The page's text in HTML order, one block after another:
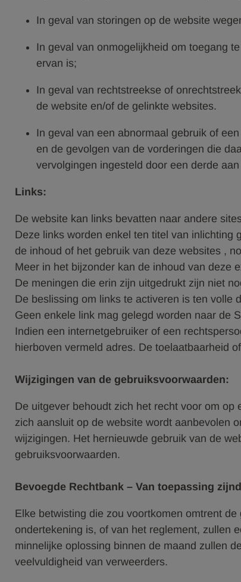
In geval van storingen op de website
In geval van onmogelijkheid om toegang
ervan is;
In geval van rechtstreekse of
de website en/of de gelinkte websites.
In geval van een abnormaal gebruik of
en de gevolgen van de vorderingen die
vervolgingen ingesteld door een derde
Links:
De website kan links bevatten naar andere
Deze links worden enkel ten titel van inlichting
de inhoud of het gebruik van deze websites ,
Meer in het bijzonder kan de inhoud van deze
De meningen die erin zijn uitgedrukt zijn niet
De beslissing om links te activeren is ten volle
Geen enkele link mag gelegd worden naar de
Indien een internetgebruiker of een
hierboven vermeld adres. De toelaatbaarheid
Wijzigingen van de gebruiksvoorwaarden:
De uitgever behoudt zich het recht voor om
zich aansluit op de website wordt aanbevolen
wijzigingen. Het hernieuwde gebruik van de
gebruiksvoorwaarden.
Bevoegde Rechtbank – Van toepassing
Elke betwisting die zou voortkomen omtrent
ondertekening is, of van het reglement, zullen
minnelijke oplossing binnen de maand zullen
veelvuldigheid van verweerders.